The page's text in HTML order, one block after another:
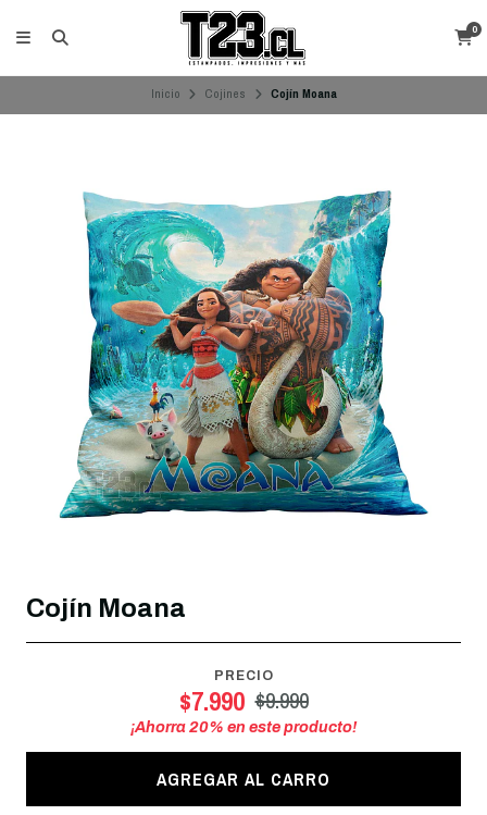
0
Inicio Cojines Cojín Moana
Cojín Moana
PRECIO
$7.990 $9.990
¡Ahorra20% en este producto!
AGREGAR AL CARRO